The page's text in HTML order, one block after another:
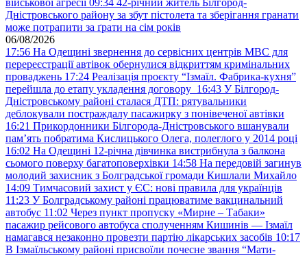
військової агресії 09:34 42-річний житель Білгород-
Дністровського району за збут пістолета та зберігання гранати
може потрапити за ґрати на сім років
06/08/2026
17:56 На Одещині звернення до сервісних центрів МВС для
перереєстрації автівок обернулися відкриттям кримінальних
проваджень 17:24 Реалізація проєкту “Ізмаїл. Фабрика-кухня”
перейшла до етапу укладення договору 16:43 У Білгород-
Дністровському районі сталася ДТП: рятувальники
деблокували постраждалу пасажирку з понівеченої автівки
16:21 Прикордонники Білгорода-Дністровського вшанували
пам’ять побратима Кислицького Олега, полеглого у 2014 році
16:02 На Одещині 12-річна дівчинка вистрибнула з балкона
сьомого поверху багатоповерхівки 14:58 На передовій загинув
молодий захисник з Болградської громади Кишлали Михайло
14:09 Тимчасовий захист у ЄС: нові правила для українців
11:23 У Болградському районі працюватиме вакцинальний
автобус 11:02 Через пункт пропуску «Мирне – Табаки»
пасажир рейсового автобуса сполученням Кишинів — Ізмаїл
намагався незаконно провезти партію лікарських засобів 10:17
В Ізмаїльському районі присвоїли почесне звання “Мати-